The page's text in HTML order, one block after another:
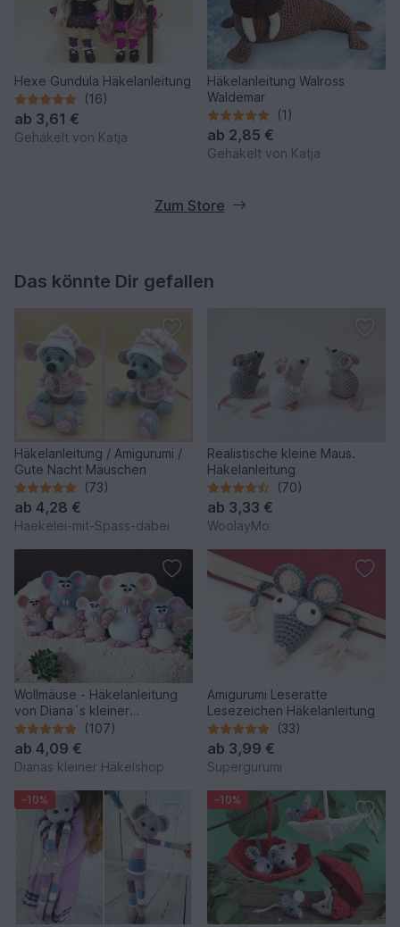
Hexe Gundula Häkelanleitung
(16)
ab 3,61 €
Gehäkelt von Katja
Häkelanleitung Walross
Waldemar
(1)
ab 2,85 €
Gehäkelt von Katja
Zum Store
Das könnte Dir gefallen
Häkelanleitung / Amigurumi /
Gute Nacht Mäuschen
(73)
ab 4,28 €
Haekelei-mit-Spass-dabei
Realistische kleine Maus.
Häkelanleitung
(70)
ab 3,33 €
WoolayMo
Wollmäuse - Häkelanleitung
von Diana´s kleiner
Häkelshop
(107)
ab 4,09 €
Dianas kleiner Häkelshop
Amigurumi Leseratte
Lesezeichen Häkelanleitung
(33)
ab 3,99 €
Supergurumi
-10% -10%